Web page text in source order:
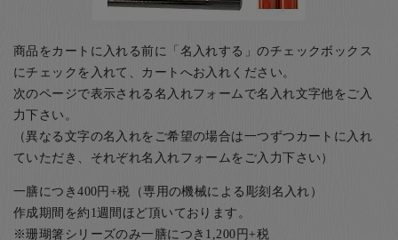
商品をカートに入れる前に「名入れする」のチェックボックス
にチェックを入れて、カートへお入れください。
次のページで表示される名入れフォームで名入れ文字他をご入
力下さい。
（異なる文字の名入れをご希望の場合は一つずつカートに入れ
ていただき、それぞれ名入れフォームをご入力下さい）
一膳につき400円+税（専用の機械による彫刻名入れ）
作成期間を約1週間ほど頂いております。
※珊瑚箸シリーズのみ一膳につき1,200円+税